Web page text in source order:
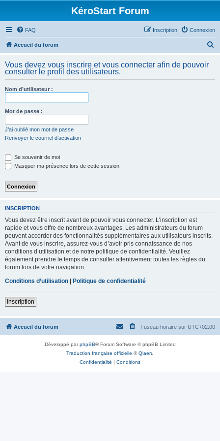
KéroStart Forum
FAQ Connexion
Inscription
Accueil du forum
h
Vous devez vous inscrire et vous connecter afin de pouvoir
consulter le profil des utilisateurs.
Nom d’utilisateur :
Mot de passe :
J’ai oublié mon mot de passe
Renvoyer le courriel d’activation
Se souvenir de moi
Masquer ma présence lors de cette session
INSCRIPTION
Vous devez être inscrit avant de pouvoir vous connecter. L’inscription est
rapide et vous offre de nombreux avantages. Les administrateurs du forum
peuvent accorder des fonctionnalités supplémentaires aux utilisateurs inscrits.
Avant de vous inscrire, assurez-vous d’avoir pris connaissance de nos
conditions d’utilisation et de notre politique de confidentialité. Veuillez
également prendre le temps de consulter attentivement toutes les règles du
forum lors de votre navigation.
Conditions d’utilisation | Politique de confidentialité
Inscription
Accueil du forum Fuseau horaire sur UTC+02:00
Développé parphpBB® Forum Software © phpBB Limited
Traduction française officielle ©Qiaeru
Confidentialité | Conditions